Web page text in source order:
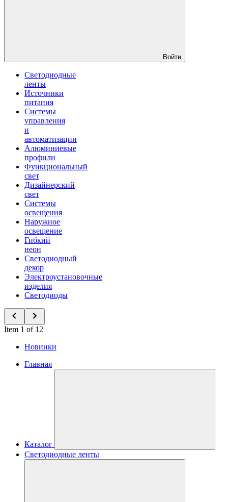
Войти
Светодиодные
ленты
Источники
питания
Системы
управления
и
автоматизации
Алюминиевые
профили
Функциональный
свет
Дизайнерский
свет
Системы
освещения
Наружное
освещение
Гибкий
неон
Светодиодный
декор
Электроустановочные
изделия
Светодиоды
Item 1 of 12
Новинки
Главная
Каталог
Светодиодные ленты